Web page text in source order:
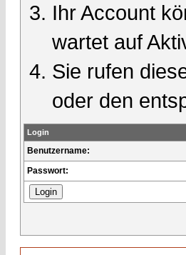
Ihr Account
wartet auf
Sie rufen
oder den
Login
Benutzername:
Passwort: